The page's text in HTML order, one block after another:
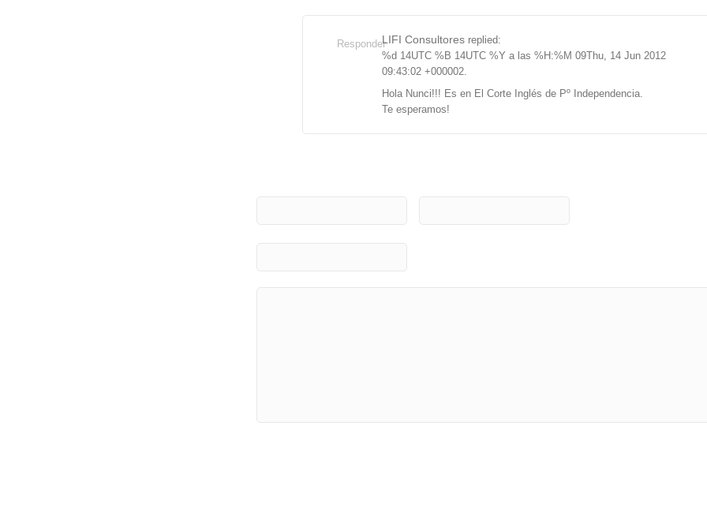
ResponderLIFI Consultores replied:
%d 14UTC %B 14UTC %Y a las %H:%M 09Thu, 14 Jun 2012
09:43:02 +000002.
Hola Nunci!!! Es en El Corte Inglés de Pº Independencia.
Te esperamos!